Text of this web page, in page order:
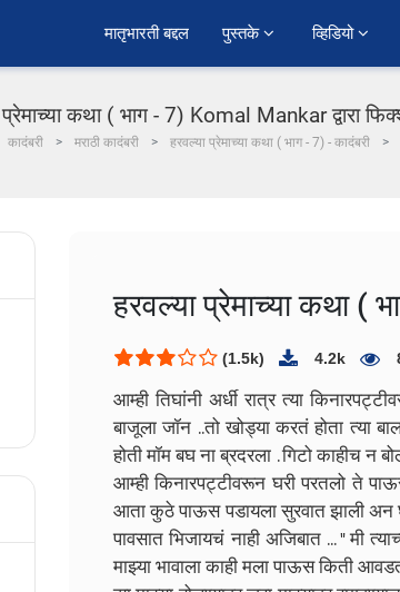
﻿मातृभारती बद्दल पुस्तके व्हिडियो
प्रेमाच्या कथा ( भाग - 7) Komal Mankar द्वारा
कादंबरी मराठी कादंबरी हरवल्या प्रेमाच्या कथा ( भाग - 7) - कादंबरी
हरवल्या प्रेमाच्या कथा (
(1.5k) 4.2k
आम्ही तिघांनी अर्धी रात्र त्या
बाजूला जॉन ..तो खोड्या करतं होता त्या
होती मॉम बघ ना ब्रदरला . गिटो काहीच
आम्ही किनारपट्टीवरून घरी परतलो ते
आता कुठे पाऊस पडायला सुरवात झाली
पावसात भिजायचं नाही अजिबात ... " मी
माझ्या भावाला काही मला पाऊस किती